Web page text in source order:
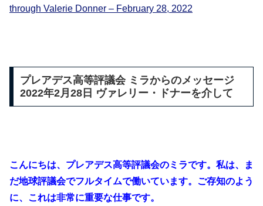
through Valerie Donner – February 28, 2022
プレアデス高等評議会 ミラからのメッセージ
2022年2月28日 ヴァレリー・ドナーを介して
こんにちは、プレアデス高等評議会のミラです。私は、ま
だ地球評議会でフルタイムで働いています。ご存知のよう
に、これは非常に重要な仕事です。